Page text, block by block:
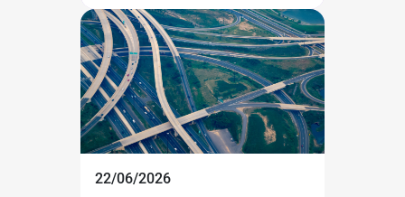
22/06/2026